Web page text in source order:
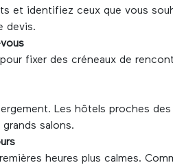
et identifiez ceux que vous
devis.
fixer des créneaux de
Les hôtels proches
salons.
heures plus calmes.